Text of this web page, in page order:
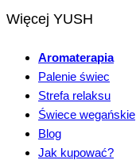
Więcej YUSH
Aromaterapia
Palenie świec
Strefa relaksu
Świece wegańskie
Blog
Jak kupować?